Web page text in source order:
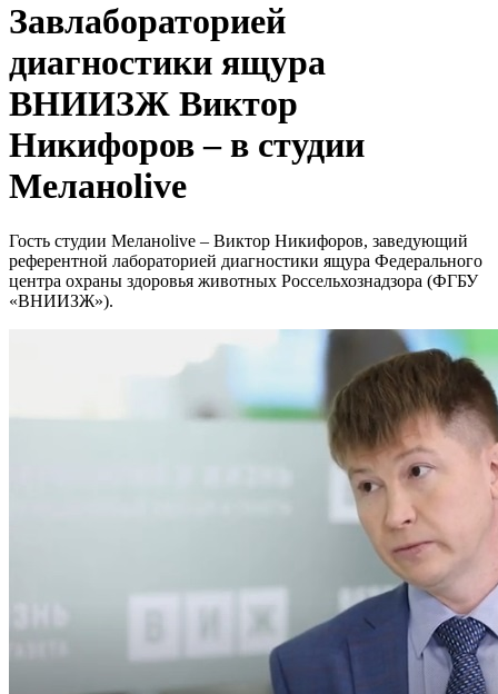
Завлабораторией
диагностики ящура
ВНИИЗЖ Виктор
Никифоров – в студии
Меланоlive
Гость студии Меланоlive – Виктор Никифоров, заведующий
референтной лабораторией диагностики ящура Федерального
центра охраны здоровья животных Россельхознадзора (ФГБУ
«ВНИИЗЖ»).